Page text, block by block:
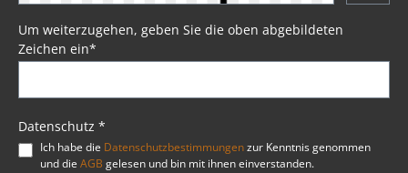
Haltbarkeit.
Um weiterzugehen, geben Sie die oben abgebildeten
Zeichen ein*
Datenschutz *
Ich habe die Datenschutzbestimmungenzur Kenntnis genommen
und die AGB gelesen und bin mit ihnen einverstanden.